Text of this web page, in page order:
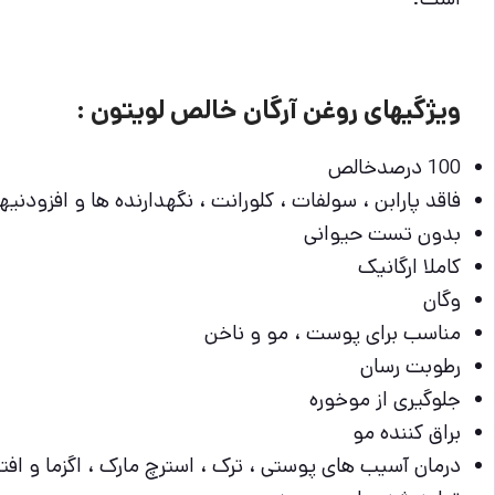
ویژگیهای روغن آرگان خالص لویتون :
100 درصدخالص
فاقد پارابن ، سولفات ، کلورانت ، نگهدارنده ها و
بدون تست حیوانی
کاملا ارگانیک
وگان
مناسب برای پوست ، مو و ناخن
رطوبت رسان
جلوگیری از موخوره
براق کننده مو
درمان آسیب های پوستی ، ترک ، استرچ مارک ، اگزما و